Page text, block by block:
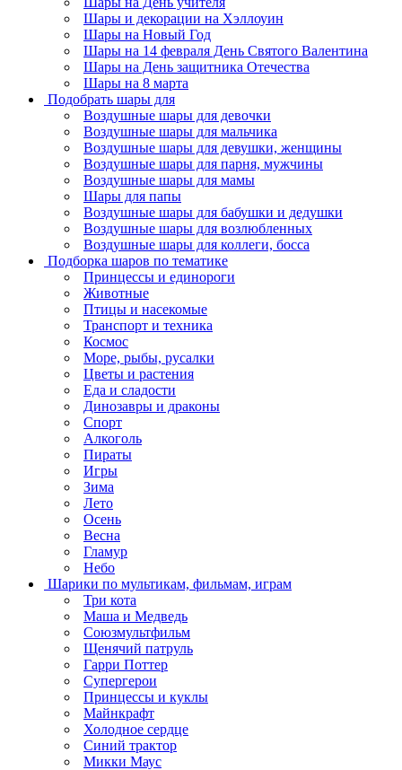
Шары и декорации на Хэллоуин
Шары на Новый Год
Шары на 14 февраля День Святого Валентина
Шары на День защитника Отечества
Шары на 8 марта
Подобрать шары для
Воздушные шары для девочки
Воздушные шары для мальчика
Воздушные шары для девушки, женщины
Воздушные шары для парня, мужчины
Воздушные шары для мамы
Шары для папы
Воздушные шары для бабушки и дедушки
Воздушные шары для возлюбленных
Воздушные шары для коллеги, босса
Подборка шаров по тематике
Принцессы и единороги
Животные
Птицы и насекомые
Транспорт и техника
Космос
Море, рыбы, русалки
Цветы и растения
Еда и сладости
Динозавры и драконы
Спорт
Алкоголь
Пираты
Игры
Зима
Лето
Осень
Весна
Гламур
Небо
Шарики по мультикам, фильмам, играм
Три кота
Маша и Медведь
Союзмультфильм
Щенячий патруль
Гарри Поттер
Супергерои
Принцессы и куклы
Майнкрафт
Холодное сердце
Синий трактор
Микки Маус